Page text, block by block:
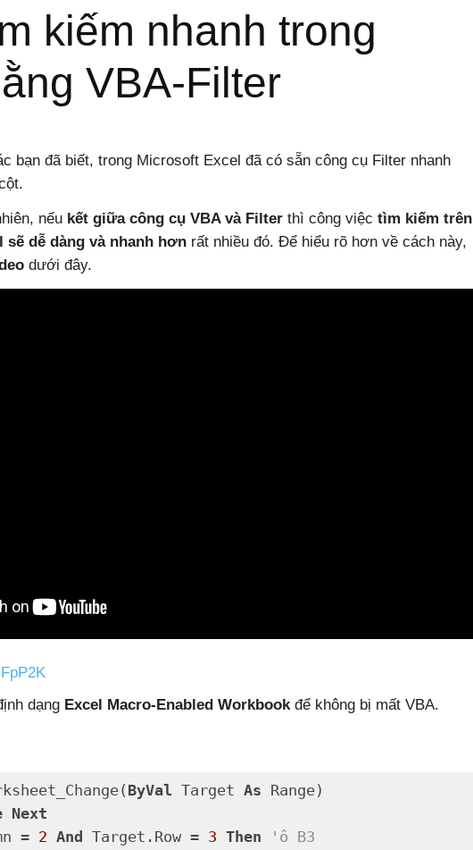
Windows,
kiếm nhanh trong
VBA-Filter
bạn đã biết, trong Microsoft Excel đã có sẵn công cụ Filter nhanh
nếu kết giữa công cụ VBA và Filter thì công việctìm kiếm trên
sẽ dễ dàng và nhanh hơn rất nhiều đó. Để hiểu rõ hơn về cách này,
dưới đây.
dạng Excel Macro-Enabled Workbook để không bị mất VBA.
ByVal Target As
Next
= 2 And Target.Row = 3 Then
'ô B3